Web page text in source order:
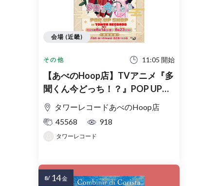
その他 11:05 開始
【あべのHoop店】TVアニメ『多
聞くん今どっち！？』POP UP
SHOP in TOWER RECORDS入場
整理券
タワーレコードあべのHoop店
45568
918
タワーレコード
会場 (近畿)
8/ 14金